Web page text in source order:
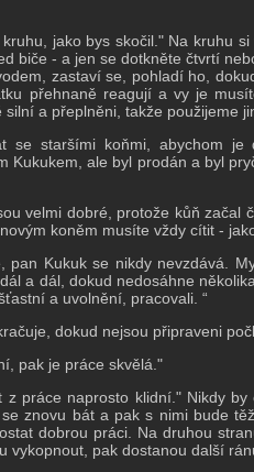
jako bys skočil." Na kruhu
biče - a jen se dotkněte čtvrtí
zastaví se, pohladí ho,
přehnaně reagují a vy je
a přeplněni, takže použijeme
se staršími koňmi, abychom
Kukukem, ale byl prodán a byl
velmi dobré, protože kůň začal
koněm musíte vždy cítit -
pan Kukuk se nikdy nevzdává.
a dál, dokud nedosáhne
a uvolnění, pracovali. “
dokud nejsou připraveni
pak je práce skvělá."
z práce naprosto klidní." Nikdy by
znovu bát a pak s nimi bude
dobrou práci. Na druhou
vykopnout, pak dostanou další